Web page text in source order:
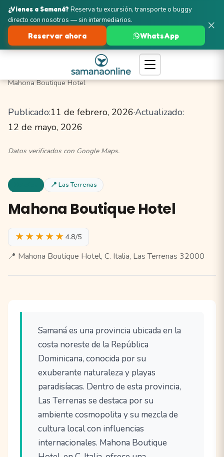
Turismo en Samaná Las Terrenas
Hoteles
Mahona Boutique Hotel
Publicado:11 de febrero, 2026·Actualizado:
12 de mayo, 2026
Datos verificados con Google Maps.
📍 Las Terrenas
Mahona Boutique Hotel
★★★★★ 4.8/5
📍 Mahona Boutique Hotel, C. Italia, Las Terrenas 32000
Samaná es una provincia ubicada en la
costa noreste de la República
Dominicana, conocida por su
exuberante naturaleza y playas
paradisíacas. Dentro de esta provincia,
Las Terrenas se destaca por su
ambiente cosmopolita y su mezcla de
cultura local con influencias
internacionales. Mahona Boutique
×
¿Vienes a Samaná? Reserva tu excursión, transporte o buggy
directo con nosotros — sin intermediarios.
Reservar ahora WhatsApp